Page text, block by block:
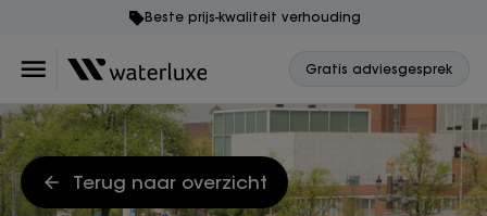
Beste prijs-kwaliteit verhouding
Gratis adviesgesprek
Terug naar overzicht